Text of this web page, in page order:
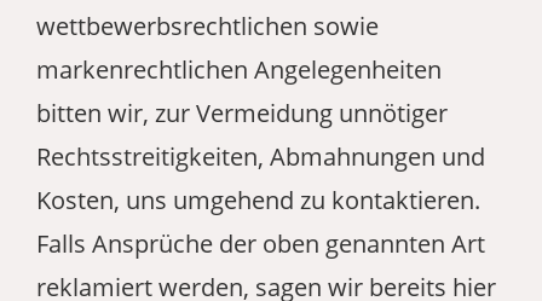
wettbewerbsrechtlichen sowie
markenrechtlichen Angelegenheiten
bitten wir, zur Vermeidung unnötiger
Rechtsstreitigkeiten, Abmahnungen und
Kosten, uns umgehend zu kontaktieren.
Falls Ansprüche der oben genannten Art
reklamiert werden, sagen wir bereits hier